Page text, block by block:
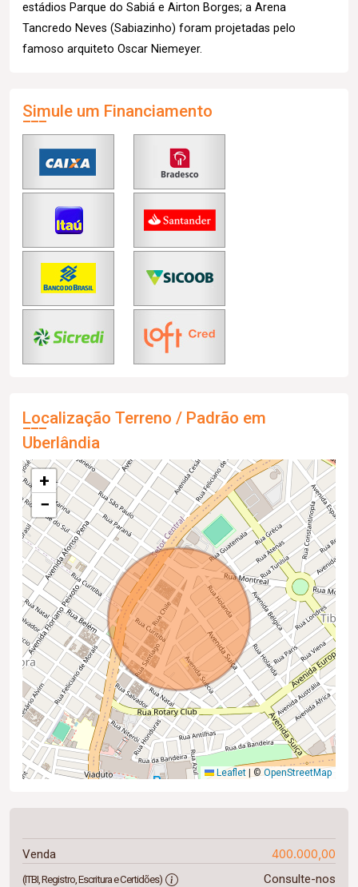
estádios Parque do Sabiá e Airton Borges; a Arena
Tancredo Neves (Sabiazinho) foram projetadas pelo
famoso arquiteto Oscar Niemeyer.
Simule um Financiamento
Localização Terreno / Padrão em
Uberlândia
+
−
Leaflet © OpenStreetMap
Venda 400.000,00
(ITBI, Registro, Escritura e Certidões) Consulte-nos